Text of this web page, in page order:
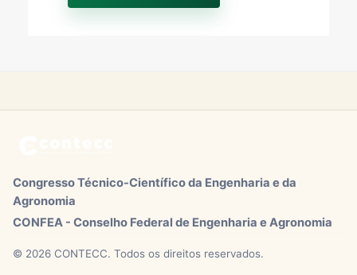
Congresso Técnico-Científico da Engenharia e da
Agronomia
CONFEA - Conselho Federal de Engenharia e Agronomia
© 2026 CONTECC. Todos os direitos reservados.